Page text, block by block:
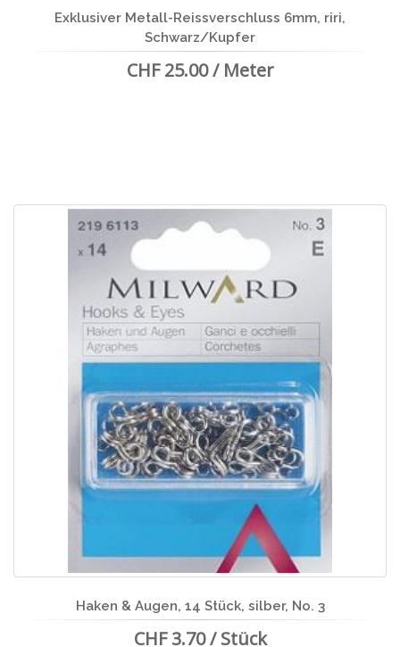
Exklusiver Metall-Reissverschluss 6mm, riri,
Schwarz/Kupfer
CHF 25.00 / Meter
Haken & Augen, 14 Stück, silber, No. 3
CHF 3.70 / Stück